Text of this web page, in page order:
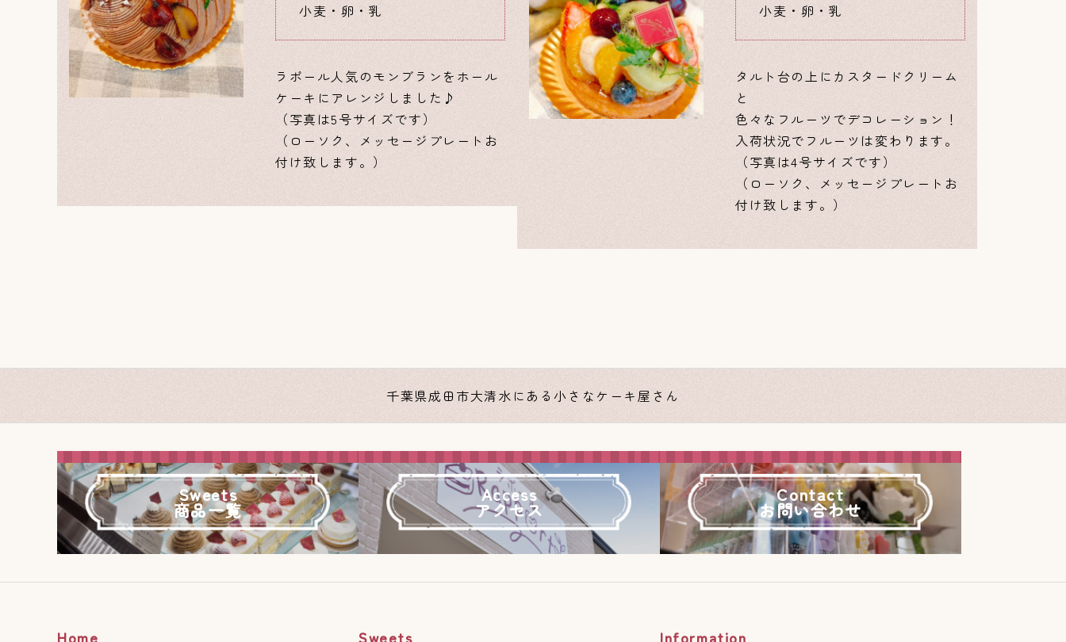
小麦・卵・乳
ラポール人気のモンブランをホール
ケーキにアレンジしました♪
（写真は5号サイズです）
（ローソク、メッセージプレートお
付け致します。）
小麦・卵・乳
タルト台の上にカスタードクリーム
と
色々なフルーツでデコレーション！
入荷状況でフルーツは変わります。
（写真は4号サイズです）
（ローソク、メッセージプレートお
付け致します。）
千葉県成田市大清水にある小さなケーキ屋さん
Sweets
商品一覧
Access
アクセス
Contact
お問い合わせ
Home Sweets Information